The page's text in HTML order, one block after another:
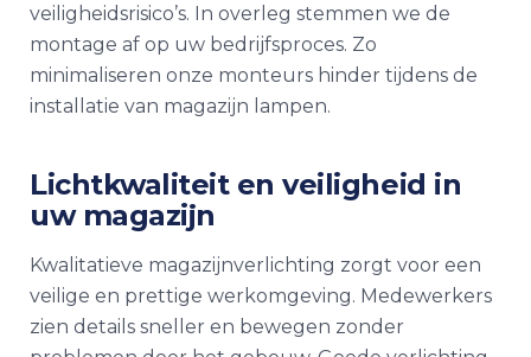
veiligheidsrisico’s. In overleg stemmen we de
montage af op uw bedrijfsproces. Zo
minimaliseren onze monteurs hinder tijdens de
installatie van magazijn lampen.
Lichtkwaliteit en veiligheid in
uw magazijn
Kwalitatieve magazijnverlichting zorgt voor een
veilige en prettige werkomgeving. Medewerkers
zien details sneller en bewegen zonder